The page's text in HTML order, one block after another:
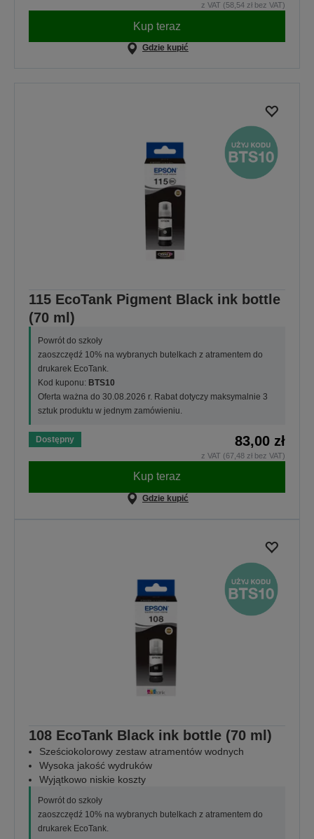
z VAT (58,54 zł bez VAT)
Kup teraz
Gdzie kupić
115 EcoTank Pigment Black ink bottle
(70 ml)
Powrót do szkoły
zaoszczędź 10% na wybranych butelkach z atramentem do
drukarek EcoTank.
Kod kuponu: BTS10
Oferta ważna do 30.08.2026 r. Rabat dotyczy maksymalnie 3
sztuk produktu w jednym zamówieniu.
Dostępny 83,00 zł
z VAT (67,48 zł bez VAT)
Kup teraz
Gdzie kupić
108 EcoTank Black ink bottle (70 ml)
Sześciokolorowy zestaw atramentów wodnych
Wysoka jakość wydruków
Wyjątkowo niskie koszty
Powrót do szkoły
zaoszczędź 10% na wybranych butelkach z atramentem do
drukarek EcoTank.